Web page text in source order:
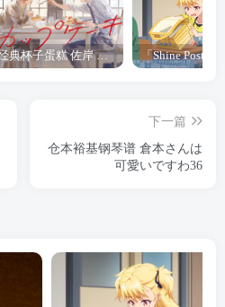
经典杯子蛋糕 佐岸 漫画「经典杯子蛋糕」宣布真人日剧化
下一篇
仓本裕基钢琴谱 倉本さんは
可愛いですわ36